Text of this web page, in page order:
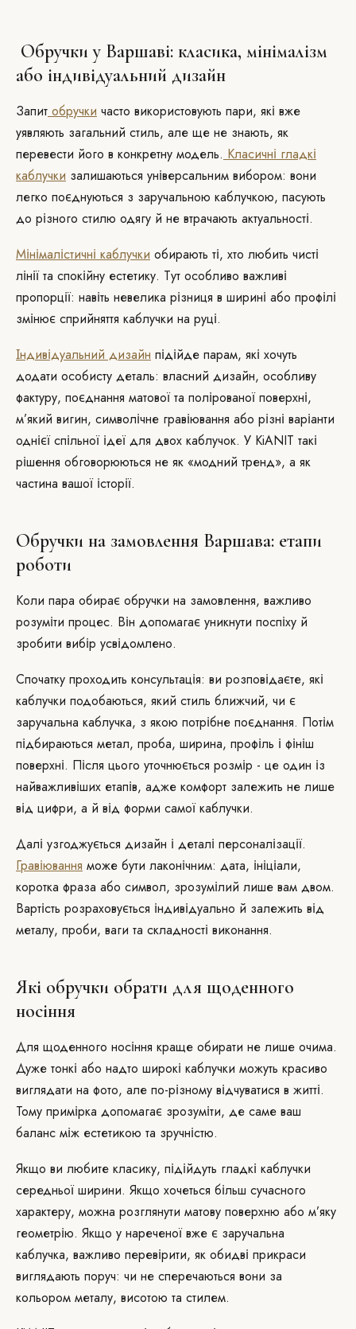
Обручки у Варшаві: класика, мінімалізм
або індивідуальний дизайн
Запит обручки часто використовують пари, які вже
уявляють загальний стиль, але ще не знають, як
перевести його в конкретну модель. Класичні гладкі
каблучки залишаються універсальним вибором: вони
легко поєднуються з заручальною каблучкою, пасують
до різного стилю одягу й не втрачають актуальності.
Мінімалістичні каблучки обирають ті, хто любить чисті
лінії та спокійну естетику. Тут особливо важливі
пропорції: навіть невелика різниця в ширині або профілі
змінює сприйняття каблучки на руці.
Індивідуальний дизайн підійде парам, які хочуть
додати особисту деталь: власний дизайн, особливу
фактуру, поєднання матової та полірованої поверхні,
м’який вигин, символічне гравіювання або різні варіанти
однієї спільної ідеї для двох каблучок. У KiANIT такі
рішення обговорюються не як «модний тренд», а як
частина вашої історії.
Обручки на замовлення Варшава: етапи
роботи
Коли пара обирає обручки на замовлення, важливо
розуміти процес. Він допомагає уникнути поспіху й
зробити вибір усвідомлено.
Спочатку проходить консультація: ви розповідаєте, які
каблучки подобаються, який стиль ближчий, чи є
заручальна каблучка, з якою потрібне поєднання. Потім
підбираються метал, проба, ширина, профіль і фініш
поверхні. Після цього уточнюється розмір - це один із
найважливіших етапів, адже комфорт залежить не лише
від цифри, а й від форми самої каблучки.
Далі узгоджується дизайн і деталі персоналізації.
Гравіювання може бути лаконічним: дата, ініціали,
коротка фраза або символ, зрозумілий лише вам двом.
Вартість розраховується індивідуально й залежить від
металу, проби, ваги та складності виконання.
Які обручки обрати для щоденного
носіння
Для щоденного носіння краще обирати не лише очима.
Дуже тонкі або надто широкі каблучки можуть красиво
виглядати на фото, але по-різному відчуватися в житті.
Тому примірка допомагає зрозуміти, де саме ваш
баланс між естетикою та зручністю.
Якщо ви любите класику, підійдуть гладкі каблучки
середньої ширини. Якщо хочеться більш сучасного
характеру, можна розглянути матову поверхню або м’яку
геометрію. Якщо у нареченої вже є заручальна
каблучка, важливо перевірити, як обидві прикраси
виглядають поруч: чи не сперечаються вони за
кольором металу, висотою та стилем.